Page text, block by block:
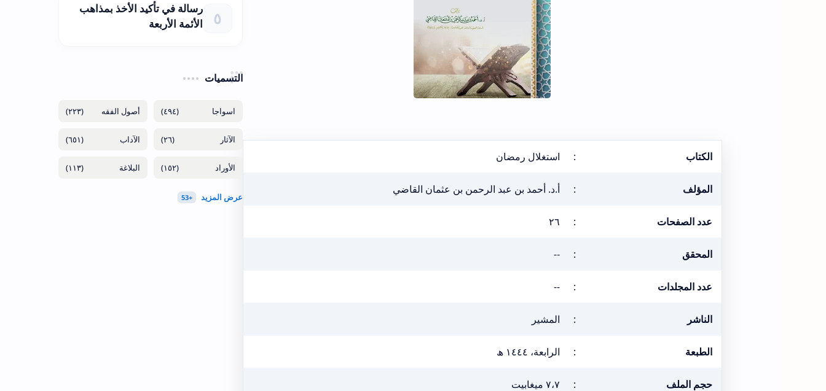
الكتاب : استغلال رمضان
المؤلف : أ.د. أحمد بن عبد الرحمن بن عثمان القاضي
عدد الصفحات : ٢٦
المحقق :
--
عدد المجلدات :
--
الناشر : المشير
الطبعة : الرابعة، ١٤٤٤ ھ
حجم الملف : ٧،٧ ميغابيت
رسالة في تأكيد الأخذ بمذاهب
الأئمة الأربعة
التسميات
(٤٩٤) (٢٢٣)
(٢٦) (٦٥١)
(١٥٢) (١١٣)